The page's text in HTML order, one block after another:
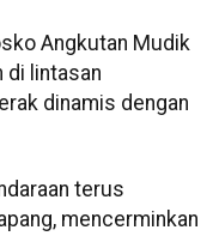
Angkutan Mudik
di lintasan
dinamis dengan
terus
mencerminkan